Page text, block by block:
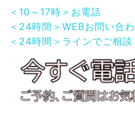
＜10～17時＞お電話
＜24時間＞WEBお問い合
＜24時間＞ラインでご相談